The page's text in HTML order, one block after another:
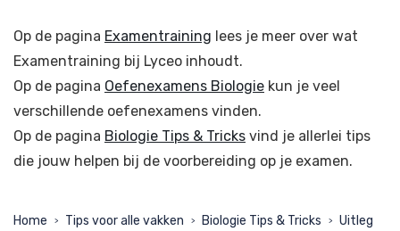
Op de pagina Examentraining lees je meer over wat
Examentraining bij Lyceo inhoudt.
Op de pagina Oefenexamens Biologie kun je veel
verschillende oefenexamens vinden.
Op de pagina Biologie Tips & Tricks vind je allerlei tips
die jouw helpen bij de voorbereiding op je examen.
Home > Tips voor alle vakken > Biologie Tips & Tricks >
Uitleg